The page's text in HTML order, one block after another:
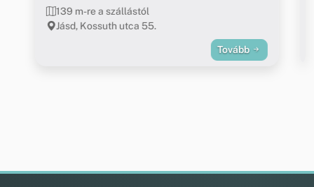
139 m-re a szállástól
Jásd, Kossuth utca 55.
Tovább